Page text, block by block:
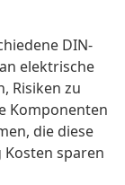
DIN-
elektrische
Risiken zu
Komponenten
die diese
sparen